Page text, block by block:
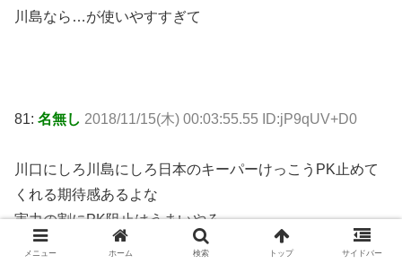
川島なら…が使いやすすぎて
81: 名無し 2018/11/15(木) 00:03:55.55 ID:jP9qUV+D0
川口にしろ川島にしろ日本のキーパーけっこうPK止めて
くれる期待感あるよな
実力の割にPK阻止はうまいやろ
メニュー ホーム 検索 トップ サイドバー